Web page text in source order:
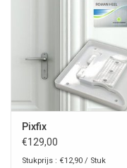
Pixfix
€129,00
Stukprijs : €12,90 / Stuk